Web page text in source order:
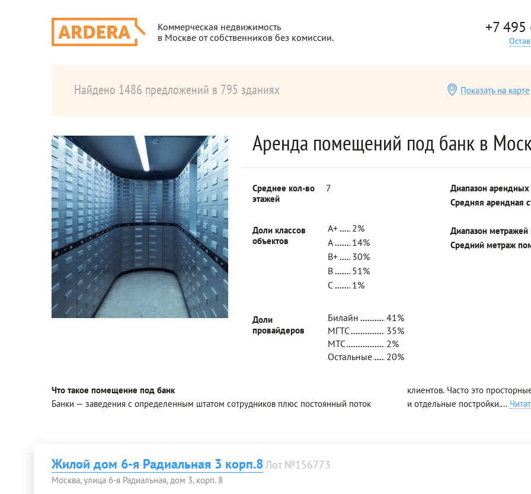
Коммерческая недвижимость
в Москве от собственников без комиссии.
+7
Найдено 1486 предложений в 795 зданиях Показать на карте
Аренда помещений под банк в
Среднее кол-во
этажей
7
Доли классов
объектов
A+
2%
A
14%
B+
30%
B
51%
C
1%
Доли
провайдеров
Билайн
41%
МГТС
35%
МТС
2%
Остальные
20%
Диапазон
Средняя арендная
Диапазон
Средний метраж
Что такое помещение под банк
Банки — заведения с определенным штатом сотрудников плюс постоянный поток
клиентов. Часто это
и отдельные постройки....
Жилой дом 6-я Радиальная 3 корп.8Лот №156773
Москва, улица 6-я Радиальная, дом 3, корп. 8